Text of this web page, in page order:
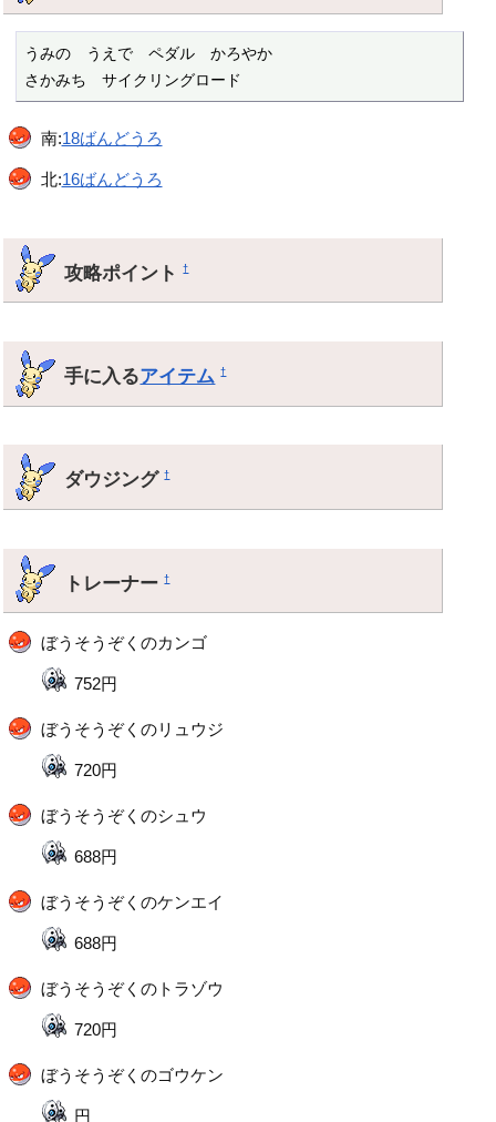
うみの　うえで　ペダル　かろやか
さかみち　サイクリングロード
南:18ばんどうろ
北:16ばんどうろ
攻略ポイント†
手に入るアイテム †
ダウジング†
トレーナー†
ぼうそうぞくのカンゴ
752円
ぼうそうぞくのリュウジ
720円
ぼうそうぞくのシュウ
688円
ぼうそうぞくのケンエイ
688円
ぼうそうぞくのトラゾウ
720円
ぼうそうぞくのゴウケン
円